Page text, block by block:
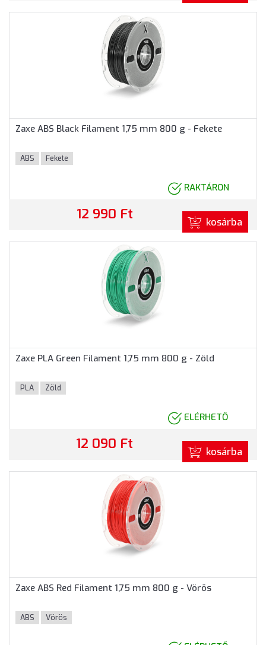
Zaxe ABS Black Filament 1,75 mm 800 g - Fekete
ABS Fekete
RAKTÁRON
12 990 Ft kosárba
Zaxe PLA Green Filament 1,75 mm 800 g - Zöld
PLA Zöld
ELÉRHETŐ
12 090 Ft kosárba
Zaxe ABS Red Filament 1,75 mm 800 g - Vörös
ABS Vörös